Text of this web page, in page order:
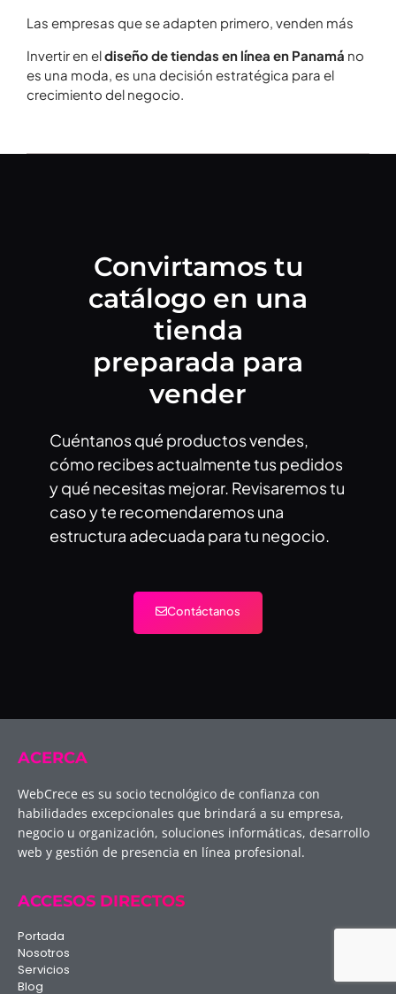
Las empresas que se adapten primero, venden más
Invertir en eldiseño de tiendas en línea en Panamá no
es una moda, es una decisión estratégica para el
crecimiento del negocio.
Convirtamos tu
catálogo en una
tienda
preparada para
vender
Cuéntanos qué productos vendes,
cómo recibes actualmente tus pedidos
y qué necesitas mejorar. Revisaremos tu
caso y te recomendaremos una
estructura adecuada para tu negocio.
Contáctanos
ACERCA
WebCrece es su socio tecnológico de confianza con
habilidades excepcionales que brindará a su empresa,
negocio u organización, soluciones informáticas, desarrollo
web y gestión de presencia en línea profesional.
ACCESOS DIRECTOS
Portada
Nosotros
Servicios
Blog